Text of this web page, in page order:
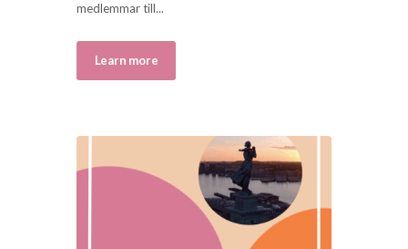
medlemmar till...
Learn more